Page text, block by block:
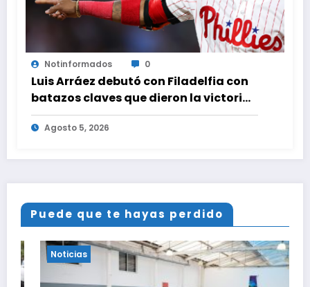
Notinformados 0
Luis Arráez debutó con Filadelfia con
batazos claves que dieron la victoria
ante Nacionales
Agosto 5, 2026
Puede que te hayas perdido
Noticias